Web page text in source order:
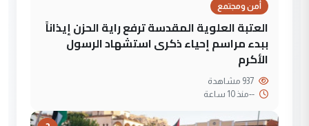
أمن ومجتمع
العتبة العلوية المقدسة ترفع راية الحزن إيذاناً
ببدء مراسم إحياء ذكرى استشهاد الرسول
الأكرم
--منذ 10 ساعة